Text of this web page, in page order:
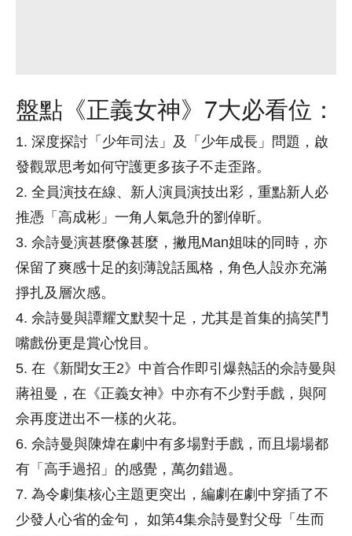
盤點《正義女神》7大必看位：
1. 深度探討「少年司法」及「少年成長」問題，啟
發觀眾思考如何守護更多孩子不走歪路。
2. 全員演技在線、新人演員演技出彩，重點新人必
推憑「高成彬」一角人氣急升的劉倬昕。
3. 佘詩曼演甚麼像甚麼，撇甩Man姐味的同時，亦
保留了爽感十足的刻薄說話風格，角色人設亦充滿
掙扎及層次感。
4. 佘詩曼與譚耀文默契十足，尤其是首集的搞笑鬥
嘴戲份更是賞心悅目。
5. 在《新聞女王2》中首合作即引爆熱話的佘詩曼與
蔣祖曼，在《正義女神》中亦有不少對手戲，與阿
佘再度迸出不一樣的火花。
6. 佘詩曼與陳煒在劇中有多場對手戲，而且場場都
有「高手過招」的感覺，萬勿錯過。
7. 為令劇集核心主題更突出，編劇在劇中穿插了不
少發人心省的金句， 如第4集佘詩曼對父母「生而